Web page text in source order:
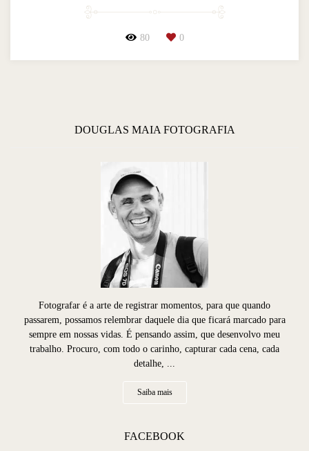
80 0
DOUGLAS MAIA FOTOGRAFIA
Fotografar é a arte de registrar momentos, para que quando
passarem, possamos relembrar daquele dia que ficará marcado para
sempre em nossas vidas. É pensando assim, que desenvolvo meu
trabalho. Procuro, com todo o carinho, capturar cada cena, cada
detalhe, ...
Saiba mais
FACEBOOK